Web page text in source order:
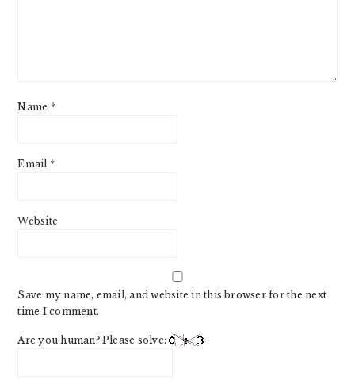
Name *
Email *
Website
Save my name, email, and website in this browser for the next
time I comment.
Are you human? Please solve: